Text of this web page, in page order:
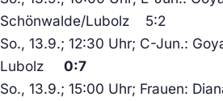
Schönwalde/Lubolz 5:2
So., 13.9.; 12:30 Uhr; C-Jun.:
Lubolz 0:7
So., 13.9.; 15:00 Uhr; Frauen: